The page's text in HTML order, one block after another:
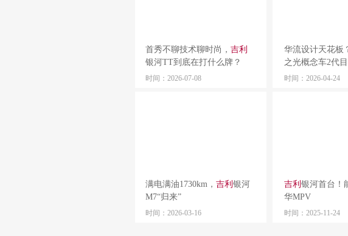
首秀不聊技术聊时尚， 吉利
银河TT到底在打什么牌？
时间：2026-07-08
华流设计天花板
之光概念车2代目
时间：2026-04-24
满电满油1730km， 吉利 银河
M7“归来”
时间：2026-03-16
吉利 银河首台！
华MPV
时间：2025-11-24